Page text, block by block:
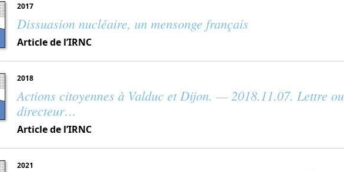
2017
Dissuasion nucléaire, un mensonge français
Article de l’IRNC
2018
Actions citoyennes à Valduc et Dijon. — 2018.11.07. Lettre
directeur…
Article de l’IRNC
2021